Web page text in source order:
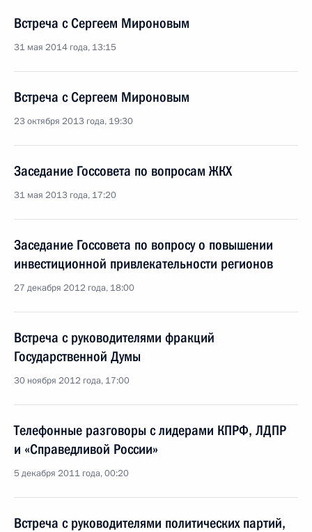
Встреча с Сергеем Мироновым
31 мая 2014 года, 13:15
Встреча с Сергеем Мироновым
23 октября 2013 года, 19:30
Заседание Госсовета по вопросам ЖКХ
31 мая 2013 года, 17:20
Заседание Госсовета по вопросу о повышении
инвестиционной привлекательности регионов
27 декабря 2012 года, 18:00
Встреча с руководителями фракций
Государственной Думы
30 ноября 2012 года, 17:00
Телефонные разговоры с лидерами КПРФ, ЛДПР
и «Справедливой России»
5 декабря 2011 года, 00:20
Встреча с руководителями политических партий,